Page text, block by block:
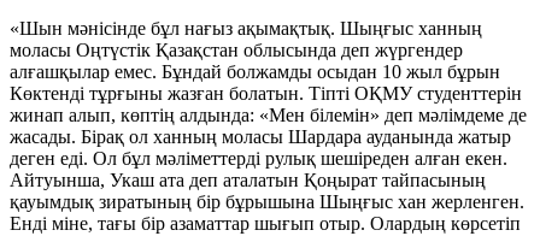
«Шын мәнісінде бұл нағыз ақымақтық. Шыңғыс ханның
моласы Оңтүстік Қазақстан облысында деп жүргендер
алғашқылар емес. Бұндай болжамды осыдан 10 жыл бұрын
Көктенді тұрғыны жазған болатын. Тіпті ОҚМУ студенттерін
жинап алып, көптің алдында: «Мен білемін» деп мәлімдеме де
жасады. Бірақ ол ханның моласы Шардара ауданында жатыр
деген еді. Ол бұл мәліметтерді рулық шешіреден алған екен.
Айтуынша, Укаш ата деп аталатын Қоңырат тайпасының
қауымдық зиратының бір бұрышына Шыңғыс хан жерленген.
Енді міне, тағы бір азаматтар шығып отыр. Олардың көрсетіп